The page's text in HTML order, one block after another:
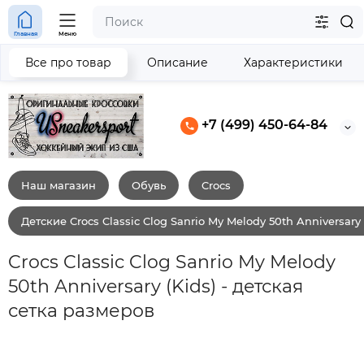
+7 (499) 450-64-84
Главная Меню
Наш магазин Обувь Crocs
Детские Crocs Classic Clog Sanrio My Melody 50th Anniversary
Crocs Classic Clog Sanrio My Melody
50th Anniversary (Kids) - детская
сетка размеров
Все про товар Описание Характеристики